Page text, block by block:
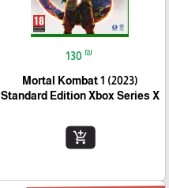
130 ₪
Mortal Kombat 1 (2023)
Standard Edition Xbox Series X
add_shopping_cart